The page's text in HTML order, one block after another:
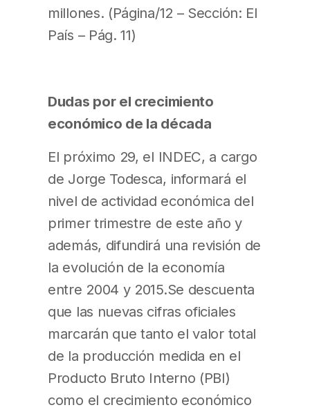
millones. (Página/12 – Sección: El
País – Pág. 11)
Dudas por el crecimiento
económico de la década
El próximo 29, el INDEC, a cargo
de Jorge Todesca, informará el
nivel de actividad económica del
primer trimestre de este año y
además, difundirá una revisión de
la evolución de la economía
entre 2004 y 2015.Se descuenta
que las nuevas cifras oficiales
marcarán que tanto el valor total
de la producción medida en el
Producto Bruto Interno (PBI)
como el crecimiento económico